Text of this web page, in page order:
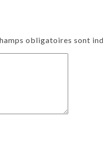
obligatoires sont